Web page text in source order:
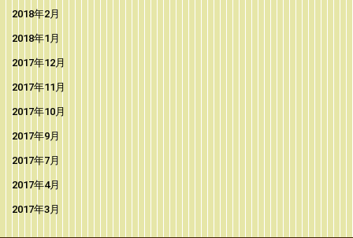
2018年2月
2018年1月
2017年12月
2017年11月
2017年10月
2017年9月
2017年7月
2017年4月
2017年3月